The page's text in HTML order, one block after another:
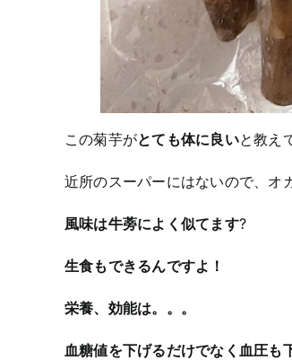
この菊芋がとても体に良いと教え
近所のスーパーにはないので、オ
風味は牛蒡によく似てます?
生食もできるんですよ！
栄養、効能は。。。
血糖値を下げるだけでなく血圧も